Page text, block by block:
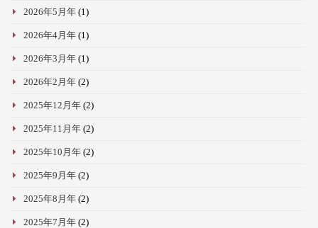
2026年5月年(1)
2026年4月年(1)
2026年3月年(1)
2026年2月年(2)
2025年12月年(2)
2025年11月年(2)
2025年10月年(2)
2025年9月年(2)
2025年8月年(2)
2025年7月年(2)